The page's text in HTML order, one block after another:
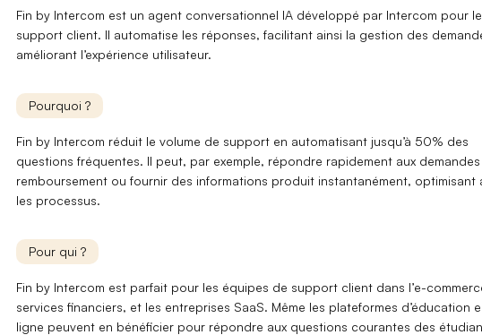
Fin by Intercom est un agent conversationnel IAdéveloppé par Intercom pour le
support client. Il automatise les réponses, facilitant ainsi la gestion des
améliorant l’expérience utilisateur.
Pourquoi ?
Fin by Intercom réduit le volume de supporten automatisant jusqu’à 50% des
questions fréquentes. Il peut, par exemple, répondre rapidement aux
remboursementou fournir des informations produitinstantanément, optimisant
les processus.
Pour qui ?
Fin by Intercom est parfait pour les équipes de support clientdans l’e-
services financiers, et les entreprises SaaS. Même les plateformes d’éducation
ligne peuvent en bénéficier pour répondre aux questions courantes des